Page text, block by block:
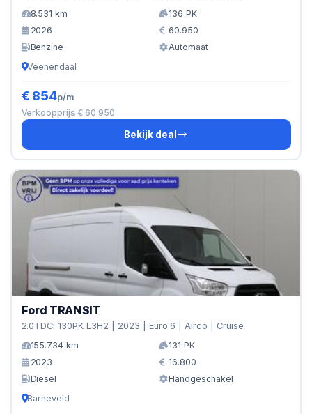
8.531 km
136 PK
2026
60.950
Benzine
Automaat
Veenendaal
€ 854p/m
Verkoopprijs € 60.950
Bekijk deal
Ford TRANSIT
2.0TDCi 130PK L3H2 | 2023 | Euro 6 | Airco | Cruise
155.734 km
131 PK
2023
16.800
Diesel
Handgeschakel
Barneveld